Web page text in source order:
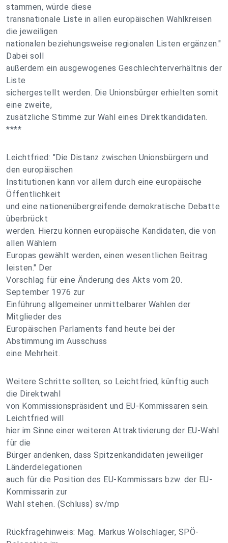
stammen, würde diese
transnationale Liste in allen europäischen Wahlkreisen
die jeweiligen
nationalen beziehungsweise regionalen Listen ergänzen."
Dabei soll
außerdem ein ausgewogenes Geschlechterverhältnis der
Liste
sichergestellt werden. Die Unionsbürger erhielten somit
eine zweite,
zusätzliche Stimme zur Wahl eines Direktkandidaten.
****
Leichtfried: "Die Distanz zwischen Unionsbürgern und
den europäischen
Institutionen kann vor allem durch eine europäische
Öffentlichkeit
und eine nationenübergreifende demokratische Debatte
überbrückt
werden. Hierzu können europäische Kandidaten, die von
allen Wählern
Europas gewählt werden, einen wesentlichen Beitrag
leisten." Der
Vorschlag für eine Änderung des Akts vom 20.
September 1976 zur
Einführung allgemeiner unmittelbarer Wahlen der
Mitglieder des
Europäischen Parlaments fand heute bei der
Abstimmung im Ausschuss
eine Mehrheit.
Weitere Schritte sollten, so Leichtfried, künftig auch
die Direktwahl
von Kommissionspräsident und EU-Kommissaren sein.
Leichtfried will
hier im Sinne einer weiteren Attraktivierung der EU-Wahl
für die
Bürger andenken, dass Spitzenkandidaten jeweiliger
Länderdelegationen
auch für die Position des EU-Kommissars bzw. der EU-
Kommissarin zur
Wahl stehen. (Schluss) sv/mp
Rückfragehinweis: Mag. Markus Wolschlager, SPÖ-